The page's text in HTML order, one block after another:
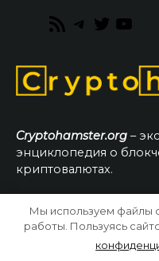
RSS
Telegram
Twitter
Cryptohamster.org –
энциклопедия о
криптовалютах.
© 2026
Мы используем файлы
работы. Пользуясь